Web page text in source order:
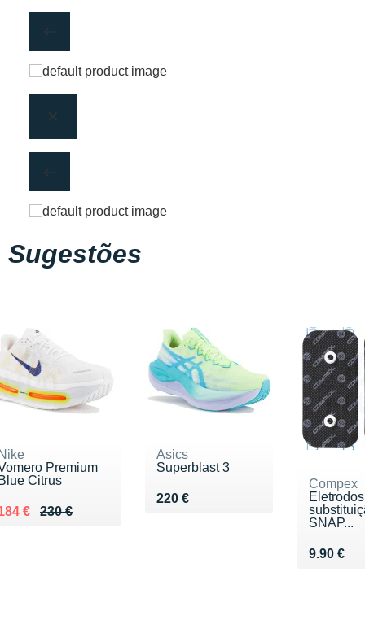
Sugestões
Premium
Citrus
230 €
lieu de 230 €
€ 184 €
Asics
Superblast 3
220 €
Vendu 220 €
Compex
SNAP...
9.90 €
Vendu